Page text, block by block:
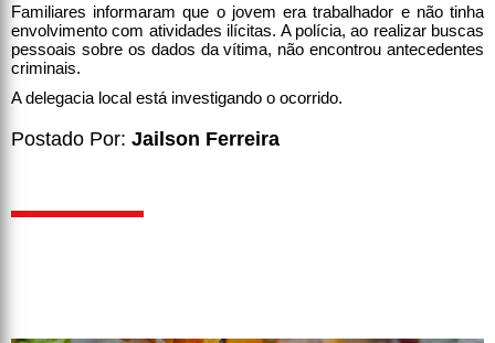
Familiares informaram que o jovem era trabalhador e não tinha
envolvimento com atividades ilícitas. A polícia, ao realizar buscas
pessoais sobre os dados da vítima, não encontrou antecedentes
criminais.
A delegacia local está investigando o ocorrido.
Postado Por: Jailson Ferreira